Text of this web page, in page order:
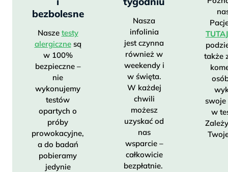
leków
antyhistaminowych lub sterydowych
na czas testu alergicznego (inne testy
alergiczne tego wymagają).
bezbolesne
Nasze testy
alergicznesą
w 100%
bezpieczne –
nie
wykonujemy
testów
opartych o
próby
prowokacyjne,
a do badań
pobieramy
jedynie
Nasza
infolinia
jest czynna
również w
weekendy i
w święta.
W każdej
chwili
możesz
uzyskać od
nas
wsparcie –
całkowicie
bezpłatnie.
TUTAJ
także
w